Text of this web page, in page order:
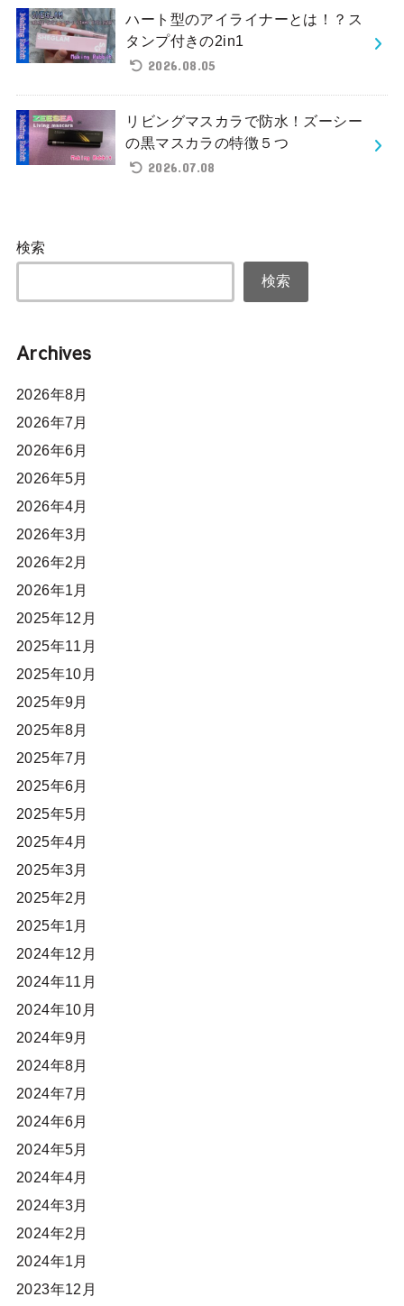
ハート型のアイライナーとは！？ス
タンプ付きの2in1
2026.08.05
リビングマスカラで防水！ズーシー
の黒マスカラの特徴５つ
2026.07.08
検索
検索
Archives
2026年8月
2026年7月
2026年6月
2026年5月
2026年4月
2026年3月
2026年2月
2026年1月
2025年12月
2025年11月
2025年10月
2025年9月
2025年8月
2025年7月
2025年6月
2025年5月
2025年4月
2025年3月
2025年2月
2025年1月
2024年12月
2024年11月
2024年10月
2024年9月
2024年8月
2024年7月
2024年6月
2024年5月
2024年4月
2024年3月
2024年2月
2024年1月
2023年12月